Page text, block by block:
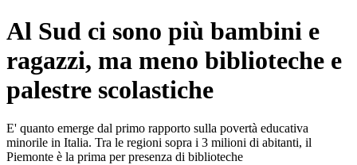
Al Sud ci sono più bambini e
ragazzi, ma meno biblioteche e
palestre scolastiche
E' quanto emerge dal primo rapporto sulla povertà educativa
minorile in Italia. Tra le regioni sopra i 3 milioni di abitanti, il
Piemonte è la prima per presenza di biblioteche